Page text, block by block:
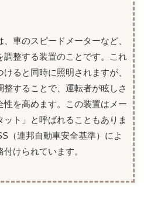
車のスピードメーターなど、
調整する装置のことです。これ
ると同時に照明されますが、
することで、運転者が眩しさ
性を高めます。この装置はメー
ト」と呼ばれることもありま
（連邦自動車安全基準）によ
けられています。